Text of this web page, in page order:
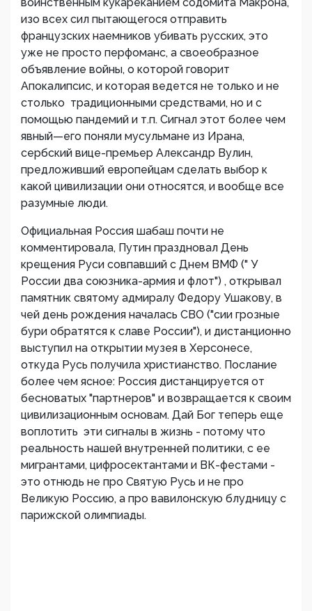
изо всех сил пытающегося отправить
французских наемников убивать русских, это
уже не просто перфоманс, а своеобразное
объявление войны, о которой говорит
Апокалипсис, и которая ведется не только и не
столько традиционными средствами, но и с
помощью пандемий и т.п. Сигнал этот более чем
явный—его поняли мусульмане из Ирана,
сербский вице-премьер Александр Вулин,
предложивший европейцам сделать выбор к
какой цивилизации они относятся, и вообще все
разумные люди.
Официальная Россия шабаш почти не
комментировала, Путин праздновал День
крещения Руси совпавший с Днем ВМФ (" У
России два союзника-армия и флот") , открывал
памятник святому адмиралу Федору Ушакову, в
чей день рождения началась СВО ("сии грозные
бури обратятся к славе России"), и дистанционно
выступил на открытии музея в Херсонесе,
откуда Русь получила христианство. Послание
более чем ясное: Россия дистанцируется от
бесноватых "партнеров" и возвращается к своим
цивилизационным основам. Дай Бог теперь еще
воплотить эти сигналы в жизнь - потому что
реальность нашей внутренней политики, с ее
мигрантами, цифросектантами и ВК-фестами -
это отнюдь не про Святую Русь и не про
Великую Россию, а про вавилонскую блудницу с
парижской олимпиады.